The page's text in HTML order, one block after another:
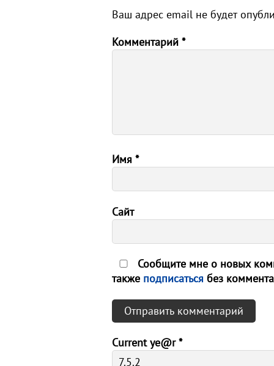
Ваш адрес email не будет
Комментарий *
Имя *
Сайт
Сообщите мне о новых
также подписаться без
Current ye@r*